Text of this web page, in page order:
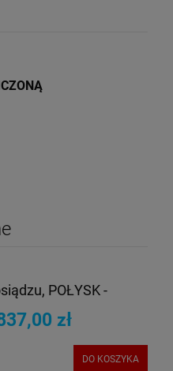
POŁYSK -
zł
DO KOSZYKA